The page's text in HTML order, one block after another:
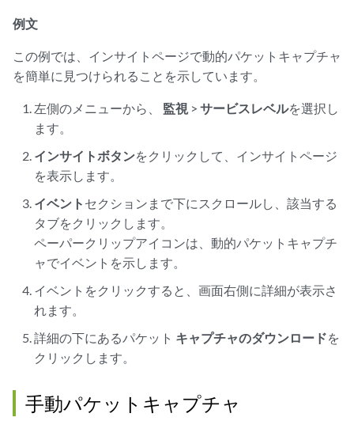
例文
この例では、インサイトページで動的パケットキャプチャ
を簡単に見つけられることを示しています。
左側のメニューから、 監視 >サービスレベルを選択し
ます。
インサイトボタンをクリックして、インサイトページ
を表示します。
イベント セクションまで下にスクロールし、該当する
タブをクリックします。
ペーパークリップアイコンは、動的パケットキャプチ
ャでイベントを示します。
イベントをクリックすると、画面右側に詳細が表示さ
れます。
詳細の下にあるパケット キャプチャのダウンロードを
クリックします。
手動パケットキャプチャ